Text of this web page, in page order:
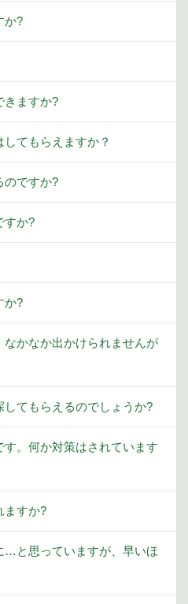
か?
きますか?
てもらえますか？
のですか?
すか?
か?
かなか出かけられませんが
てもらえるのでしょうか?
。何か対策はされています
ますか?
…と思っていますが、早いほ